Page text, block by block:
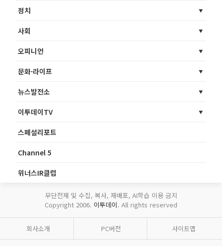
정치
사회
오피니언
문화·라이프
뉴스발전소
이투데이TV
스페셜리포트
Channel 5
위너스IR클럽
무단전재 및 수집, 복사, 재배포, AI학습 이용 금지
Copyright 2006. 이투데이. All rights reserved
회사소개 PC버전 사이트맵